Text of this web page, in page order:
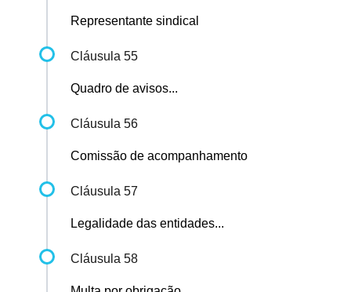
Representante sindical
Cláusula 55
Quadro de avisos...
Cláusula 56
Comissão de acompanhamento
Cláusula 57
Legalidade das entidades...
Cláusula 58